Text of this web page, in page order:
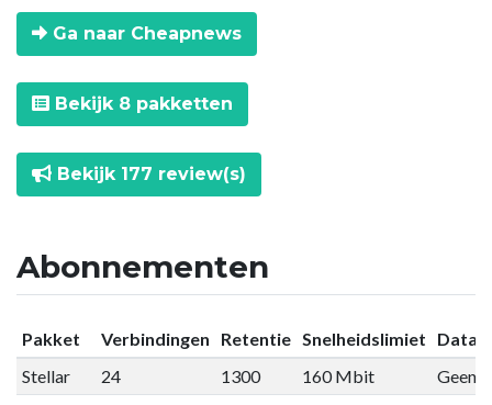
Ga naar Cheapnews
Bekijk 8 pakketten
Bekijk 177 review(s)
Abonnementen
Pakket Verbindingen Retentie Snelheidslimiet
Stellar
24 1300 160 Mbit Geen